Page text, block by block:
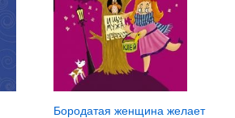
Бородатая женщина желает